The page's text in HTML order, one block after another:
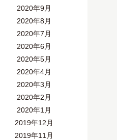
2020年9月
2020年8月
2020年7月
2020年6月
2020年5月
2020年4月
2020年3月
2020年2月
2020年1月
2019年12月
2019年11月